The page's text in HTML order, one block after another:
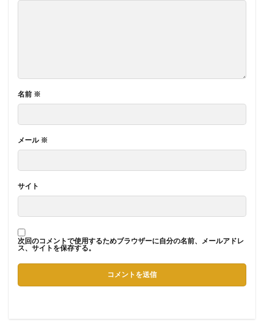
名前 ※
メール ※
サイト
次回のコメントで使用するためブラウザーに自分の名前、メールアドレ
ス、サイトを保存する。